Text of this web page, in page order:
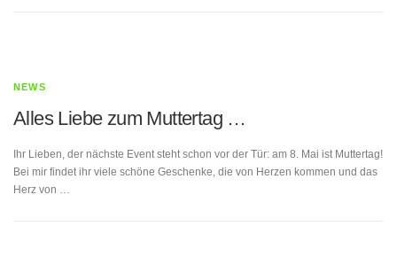
NEWS
Alles Liebe zum Muttertag …
Ihr Lieben, der nächste Event steht schon vor der Tür: am 8. Mai ist Muttertag!
Bei mir findet ihr viele schöne Geschenke, die von Herzen kommen und das
Herz von …